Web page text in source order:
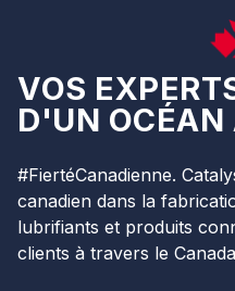
VOS
D'UN OCÉAN
#FiertéCanadienne.
canadien dans la
lubrifiants et produits
clients à travers le